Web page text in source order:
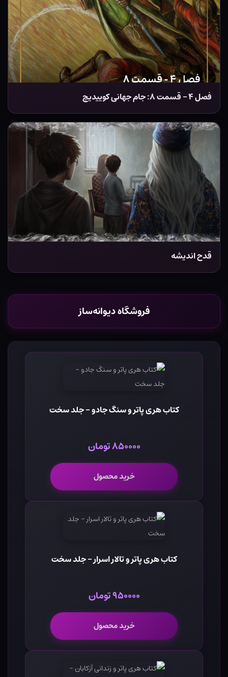
فصل ۴ – قسمت ۸: جام جهانی کوییدیچ
قدح اندیشه
فروشگاه دیوانه‌ساز
کتاب هری پاتر و سنگ جادو - جلد سخت
۸۵۰۰۰۰ تومان
خرید محصول
کتاب هری پاتر و تالار اسرار - جلد سخت
۹۵۰۰۰۰ تومان
خرید محصول